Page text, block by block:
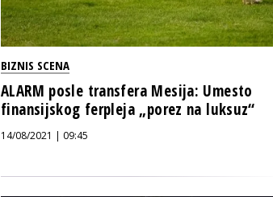
BIZNIS SCENA
ALARM posle transfera Mesija: Umesto
finansijskog ferpleja „porez na luksuz“
14/08/2021 | 09:45